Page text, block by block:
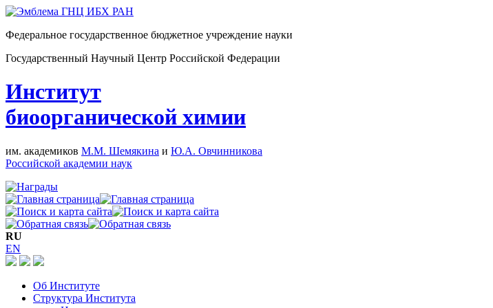
Федеральное государственное бюджетное учреждение науки
Государственный Научный Центр Российской Федерации
Институт
биоорганической химии
им. академиков М.М. Шемякина и Ю.А. Овчинникова
Российской академии наук
RU
EN
Об Институте
Структура Института